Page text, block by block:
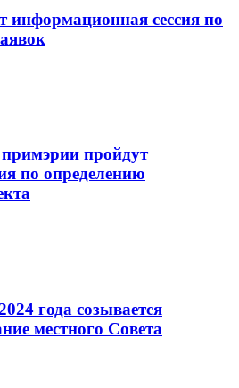
информационная сессия по
пройдут
по определению
года созывается
местного Совета